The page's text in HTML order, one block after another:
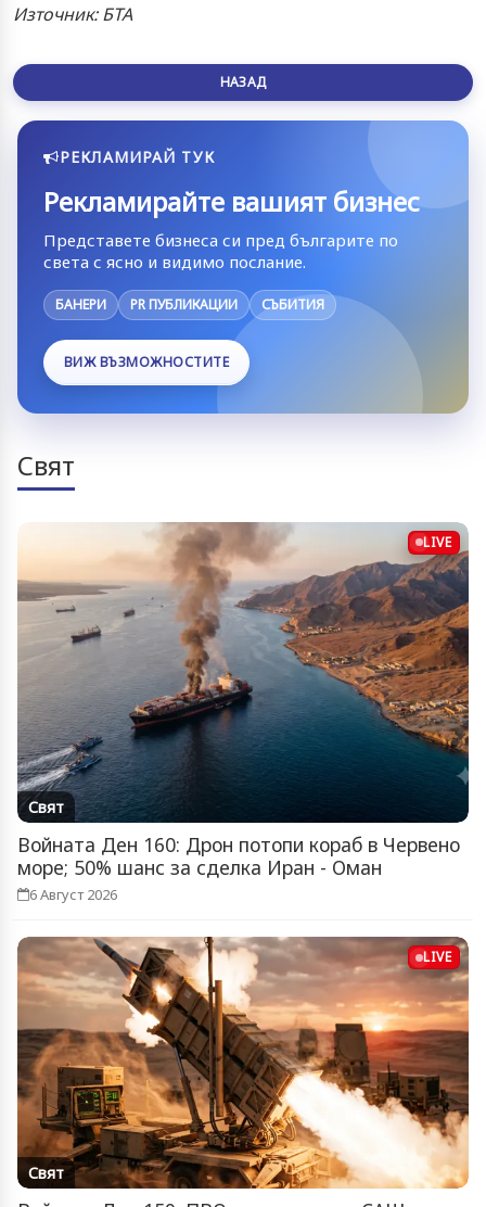
Източник: БТА
НАЗАД
РЕКЛАМИРАЙ ТУК
Рекламирайте вашият бизнес
Представете бизнеса си пред българите по
света с ясно и видимо послание.
БАНЕРИ PR ПУБЛИКАЦИИ СЪБИТИЯ
ВИЖ ВЪЗМОЖНОСТИТЕ
Свят
LIVE
Свят
Войната Ден 160: Дрон потопи кораб в Червено
море; 50% шанс за сделка Иран - Оман
6 Август 2026
LIVE
Свят